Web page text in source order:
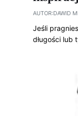
AUTOR:DAWID
Jeśli
długości lub